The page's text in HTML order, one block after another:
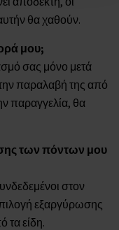
θα χαθούν.
μου;
σας μόνο μετά
παραλαβή της από
παραγγελία, θα
των πόντων μου
στον
εξαργύρωσης
τα είδη.